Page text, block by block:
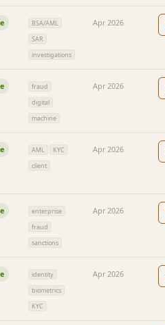
BSA/AML
SAR
investigations
Apr 2026
fraud
digital
machine
Apr 2026
AML
KYC
client
Apr 2026
enterprise
fraud
sanctions
Apr 2026
identity
biometrics
KYC
Apr 2026